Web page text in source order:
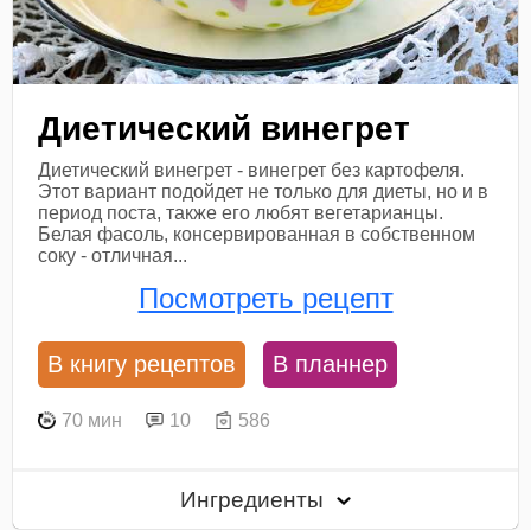
Диетический винегрет
Диетический винегрет - винегрет без картофеля.
Этот вариант подойдет не только для диеты, но и в
период поста, также его любят вегетарианцы.
Белая фасоль, консервированная в собственном
соку - отличная...
Посмотреть рецепт
В книгу рецептов В планнер
70 мин 10 586
Ингредиенты